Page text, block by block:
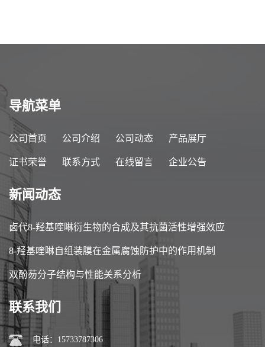
导航菜单
公司首页 公司介绍 公司动态 产品展厅
证书荣誉 联系方式 在线留言 企业公告
新闻动态
卤代8-羟基喹啉衍生物的合成及其抗菌活性增强效应
8-羟基喹啉自组装膜在金属腐蚀防护中的作用机制
双酚芴分子结构与性能关系分析
联系我们
电话：15733787306